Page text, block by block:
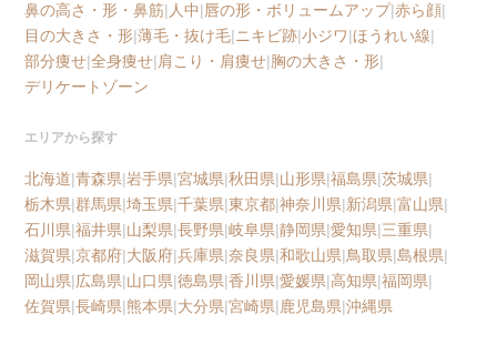
鼻の高さ・形・鼻筋|人中|唇の形・ボリュームアップ|赤ら顔|
目の大きさ・形|薄毛・抜け毛|ニキビ跡|小ジワ|ほうれい線|
部分痩せ|全身痩せ|肩こり・肩痩せ|胸の大きさ・形|
デリケートゾーン
エリアから探す
北海道|青森県|岩手県|宮城県|秋田県|山形県|福島県|茨城県|
栃木県|群馬県|埼玉県|千葉県|東京都|神奈川県|新潟県|富山県|
石川県|福井県|山梨県|長野県|岐阜県|静岡県|愛知県|三重県|
滋賀県|京都府|大阪府|兵庫県|奈良県|和歌山県|鳥取県|島根県|
岡山県|広島県|山口県|徳島県|香川県|愛媛県|高知県|福岡県|
佐賀県|長崎県|熊本県|大分県|宮崎県|鹿児島県|沖縄県